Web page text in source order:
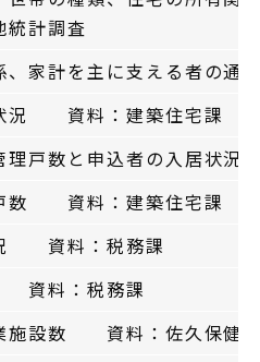
統計調査
、家計を主に支える者の
況 資料：建築住宅課
理戸数と申込者の入居状
数 資料：建築住宅課
資料：税務課
資料：税務課
施設数 資料：佐久保健福